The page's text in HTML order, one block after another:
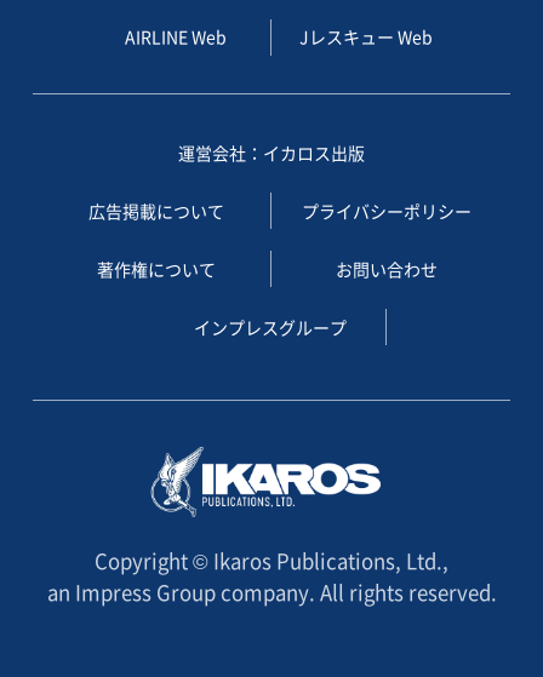
AIRLINE Web Jレスキュー Web
運営会社：イカロス出版
広告掲載について プライバシーポリシー
著作権について お問い合わせ
インプレスグループ
Copyright © Ikaros Publications, Ltd.,
an Impress Group company. All rights reserved.